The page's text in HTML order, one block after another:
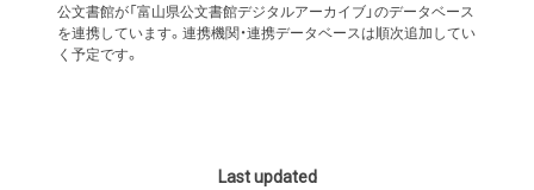
公文書館が「富山県公文書館デジタルアーカイブ」のデータベース
を連携しています。連携機関・連携データベースは順次追加してい
く予定です。
Last updated